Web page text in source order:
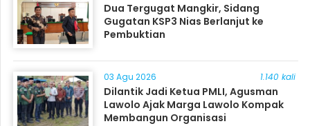
Dua Tergugat Mangkir, Sidang
Gugatan KSP3 Nias Berlanjut ke
Pembuktian
03 Agu 2026 1.140 kali
Dilantik Jadi Ketua PMLI, Agusman
Lawolo Ajak Marga Lawolo Kompak
Membangun Organisasi